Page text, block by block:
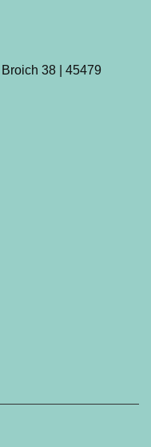
38 | 45479